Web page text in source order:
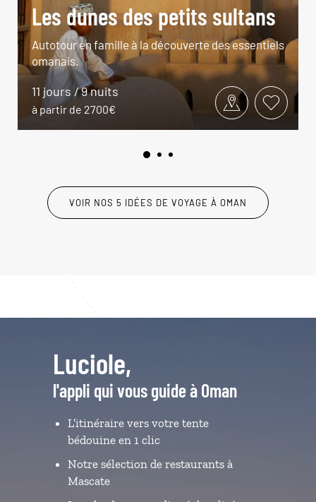
Les dunes des petits sultans
Autotour en famille à la découverte des essentiels
omanais.
11 jours / 9 nuits
à partir de 2700€
VOIR NOS 5 IDÉES DE VOYAGE À OMAN
Luciole,
l'appli qui vous guide à Oman
L’itinéraire vers votre tente
bédouine en 1 clic
Notre sélection de restaurants à
Mascate